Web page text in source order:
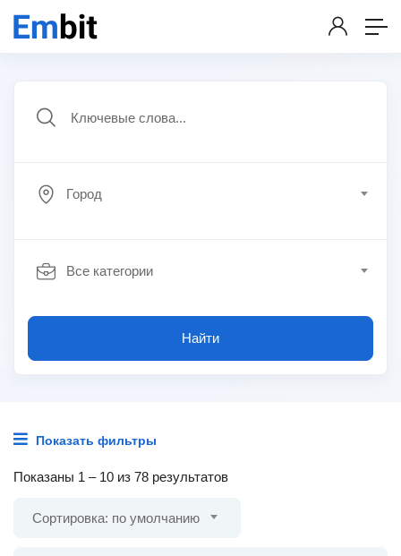
Город
Все категории
Найти
Показать фильтры
Показаны 1 – 10 из 78 результатов
Сортировка: по умолчанию